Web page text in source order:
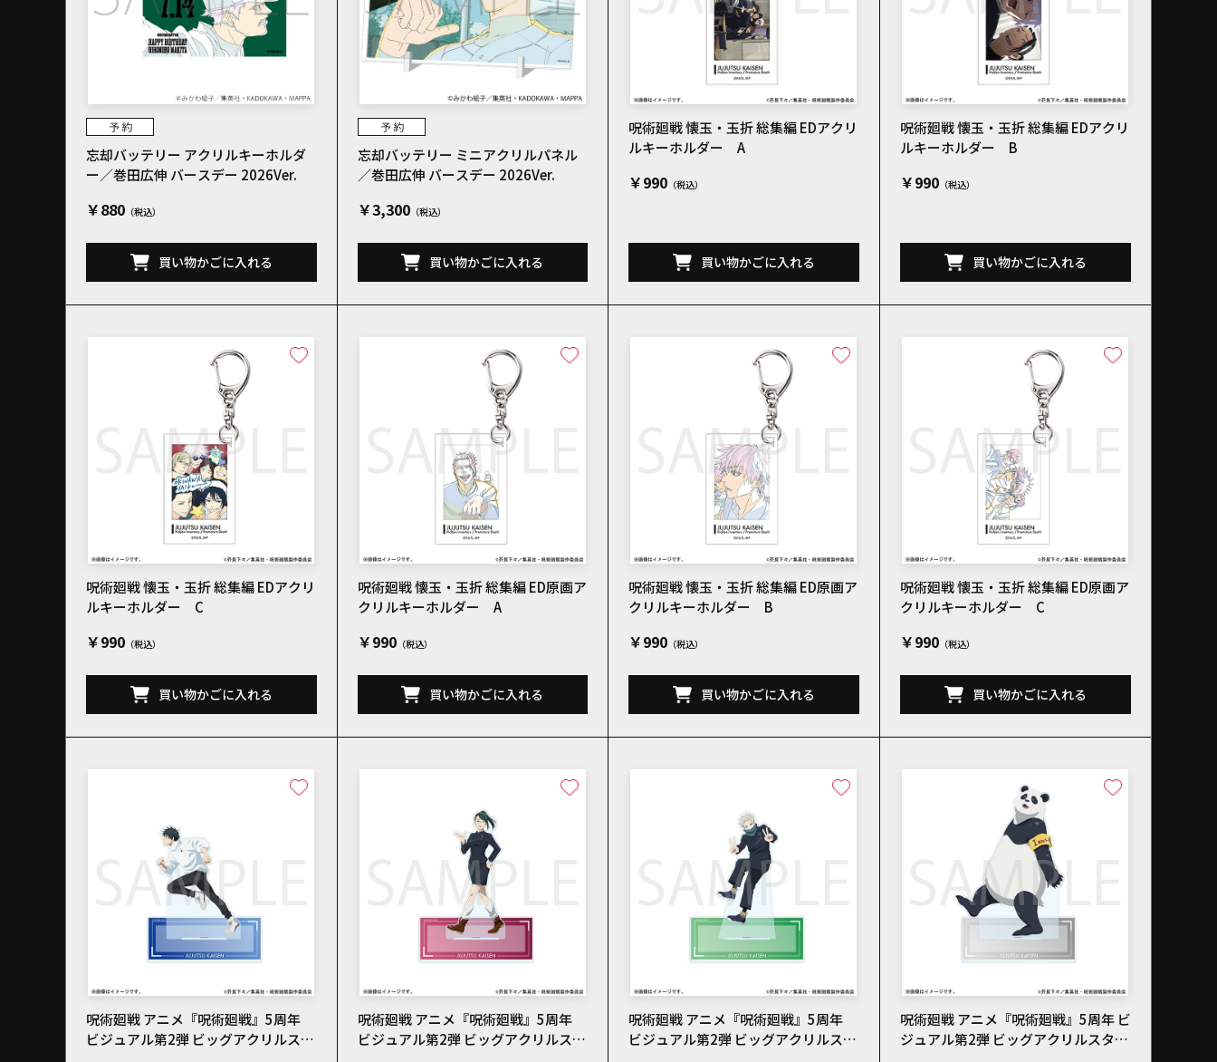
忘却バッテリー アクリルキーホルダ
ー／巻田広伸 バースデー 2026Ver.
￥880
買い物かごに入れる
忘却バッテリー ミニアクリルパネル
／巻田広伸 バースデー 2026Ver.
￥3,300
買い物かごに入れる
呪術廻戦 懐玉・玉折 総集編 EDアクリ
ルキーホルダー A
￥990
買い物かごに入れる
呪術廻戦 懐玉・玉折 総集編 EDアクリ
ルキーホルダー B
￥990
買い物かごに入れる
呪術廻戦 懐玉・玉折 総集編 EDアクリ
ルキーホルダー C
￥990
買い物かごに入れる
呪術廻戦 懐玉・玉折 総集編 ED原画ア
クリルキーホルダー A
￥990
買い物かごに入れる
呪術廻戦 懐玉・玉折 総集編 ED原画ア
クリルキーホルダー B
￥990
買い物かごに入れる
呪術廻戦 懐玉・玉折 総集編 ED原画ア
クリルキーホルダー C
￥990
買い物かごに入れる
呪術廻戦 アニメ『呪術廻戦』5周年
ビジュアル第2弾 ビッグアクリルスタ
呪術廻戦 アニメ『呪術廻戦』5周年
ビジュアル第2弾 ビッグアクリルスタ
呪術廻戦 アニメ『呪術廻戦』5周年
ビジュアル第2弾 ビッグアクリルスタ
呪術廻戦 アニメ『呪術廻戦』5周年 ビ
ジュアル第2弾 ビッグアクリルスタン